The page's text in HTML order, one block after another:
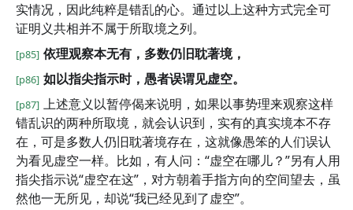
实情况，因此纯粹是错乱的心。通过以上这种方式完全可
证明义共相并不属于所取境之列。
[p85] 依理观察本无有，多数仍旧耽著境，
[p86] 如以指尖指示时，愚者误谓见虚空。
[p87] 上述意义以暂停偈来说明，如果以事势理来观察这样
错乱识的两种所取境，就会认识到，实有的真实境本不存
在，可是多数人仍旧耽著境存在，这就像愚笨的人们误认
为看见虚空一样。比如，有人问：“虚空在哪儿？”另有人用
指尖指示说“虚空在这”，对方朝着手指方向的空间望去，虽
然他一无所见，却说“我已经见到了虚空”。